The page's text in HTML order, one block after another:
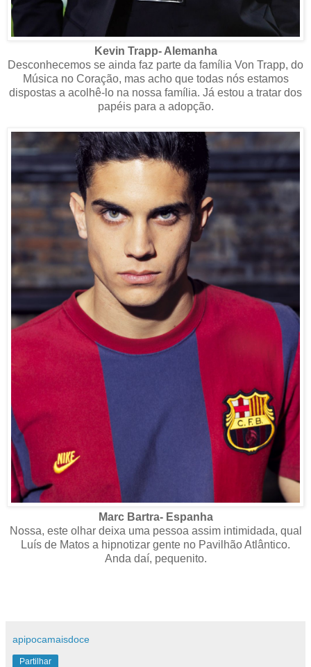
Kevin Trapp- Alemanha
Desconhecemos se ainda faz parte da família Von Trapp, do
Música no Coração, mas acho que todas nós estamos
dispostas a acolhê-lo na nossa família. Já estou a tratar dos
papéis para a adopção.
Marc Bartra- Espanha
Nossa, este olhar deixa uma pessoa assim intimidada, qual
Luís de Matos a hipnotizar gente no Pavilhão Atlântico.
Anda daí, pequenito.
apipocamaisdoce
Partilhar